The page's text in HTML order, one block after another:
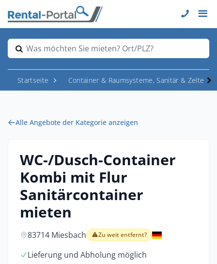
Was möchten Sie mieten? Ort/PLZ?
Startseite Container & Raumsysteme, Sanitär & Zelte
Alle Angebote der Kategorie anzeigen
WC-/Dusch-Container
Kombi mit Flur
Sanitärcontainer
mieten
83714 Miesbach Zu weit entfernt?
Lieferung und Abholung möglich